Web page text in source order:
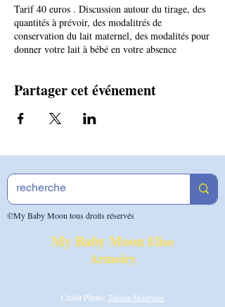
Tarif 40 euros . Discussion autour du tirage, des
quantités à prévoir, des modalitrés de
conservation du lait maternel, des modalités pour
donner votre lait à bébé en votre absence
Partager cet événement
©My Baby Moon tous droits réservés
My Baby MoonElise
Armoiry
Crédit Photo: Tatiana Maurines